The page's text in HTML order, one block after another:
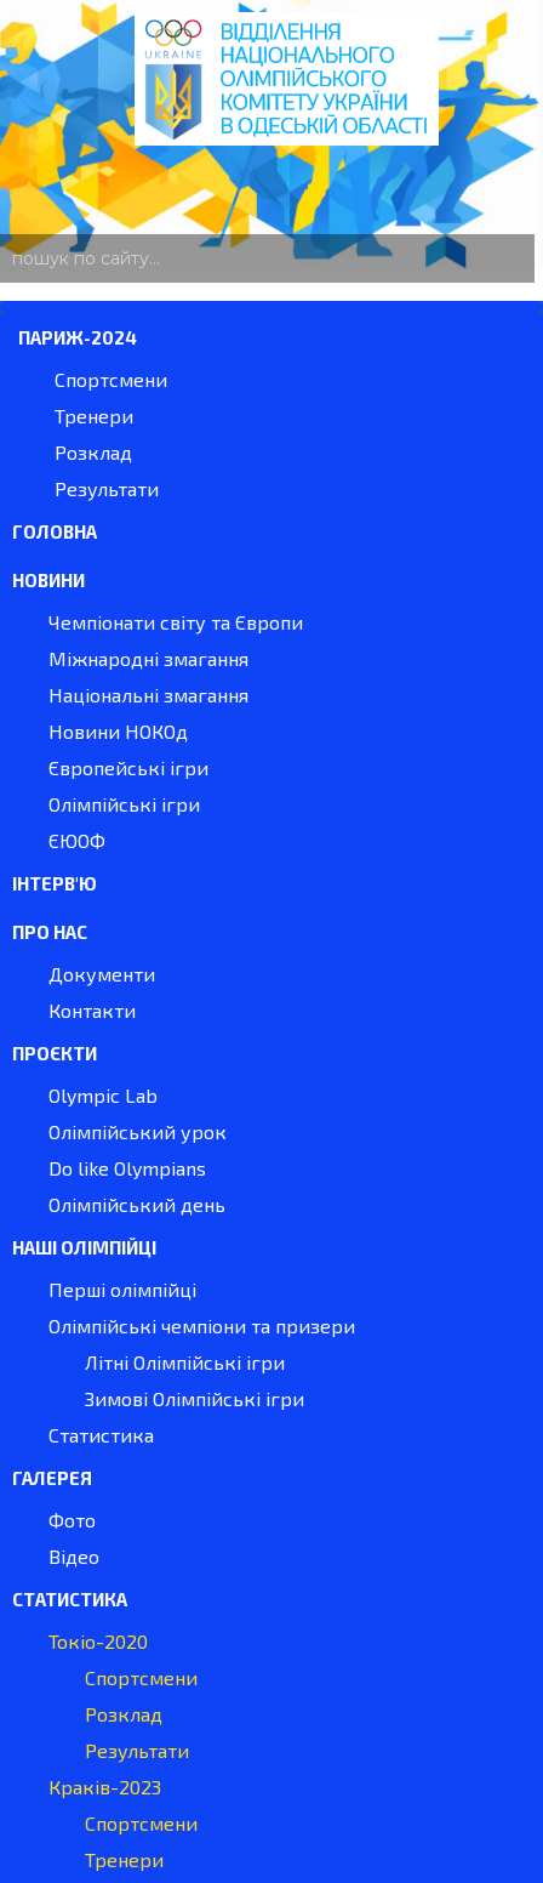
пошук
по
ПАРИЖ-2024
Спортсмени
Тренери
Розклад
Результати
ГОЛОВНА
НОВИНИ
Чемпіонати світу та Європи
Міжнародні змагання
Національні змагання
Новини НОКОд
Європейські ігри
Олімпійські ігри
ЄЮОФ
ІНТЕРВ'Ю
ПРО НАС
Документи
Контакти
ПРОЄКТИ
Olympic Lab
Олімпійський урок
Do like Olympians
Олімпійський день
НАШІ ОЛІМПІЙЦІ
Перші олімпійці
Олімпійські чемпіони та призери
Літні Олімпійські ігри
Зимові Олімпійські ігри
Статистика
ГАЛЕРЕЯ
Фото
Відео
СТАТИСТИКА
Токіо-2020
Спортсмени
Розклад
Результати
Краків-2023
Спортсмени
Тренери